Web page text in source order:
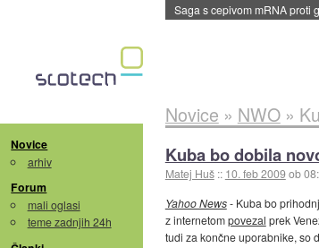
Saga s cepivom mRNA proti
Novice
arhiv
Forum
mali oglasi
teme zadnjih 24h
Novice » NWO»
Kuba bo dobila
Matej Huš :: 10. feb 2009ob
Yahoo News- Kuba bo
z internetompovezal prek
tudi za končne uporabnike, so